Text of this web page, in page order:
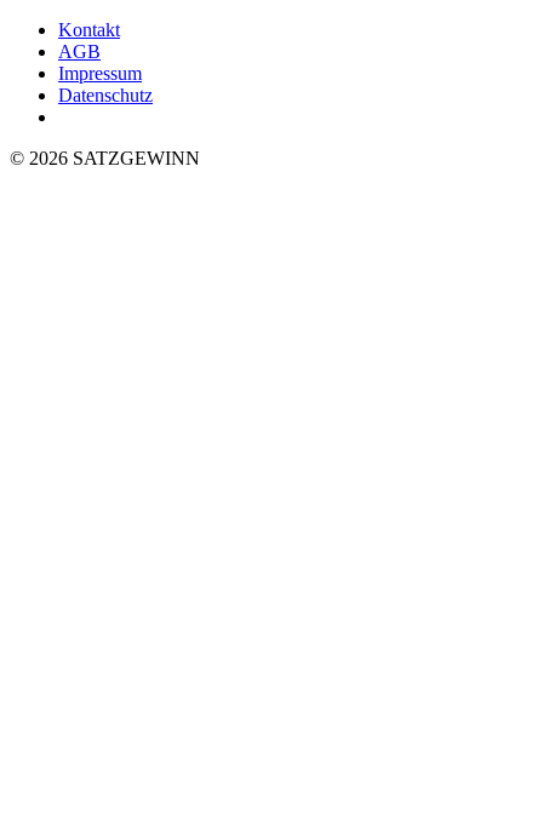
Kontakt
AGB
Impressum
Datenschutz
© 2026 SATZGEWINN